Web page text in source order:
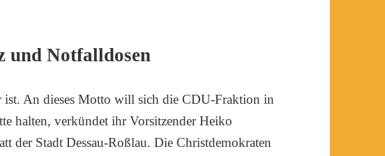
und Notfalldosen
ist. An dieses Motto will sich die CDU-Fraktion in
halten, verkündet ihr Vorsitzender Heiko
der Stadt Dessau-Roßlau. Die Christdemokraten